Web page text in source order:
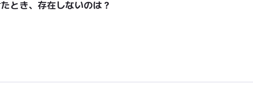
とき、存在しないのは？